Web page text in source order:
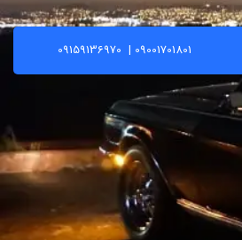
09001701801
|
09159136970